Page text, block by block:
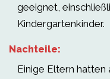
geeignet,
Kindergartenkinder.
Nachteile:
Einige Eltern hatten